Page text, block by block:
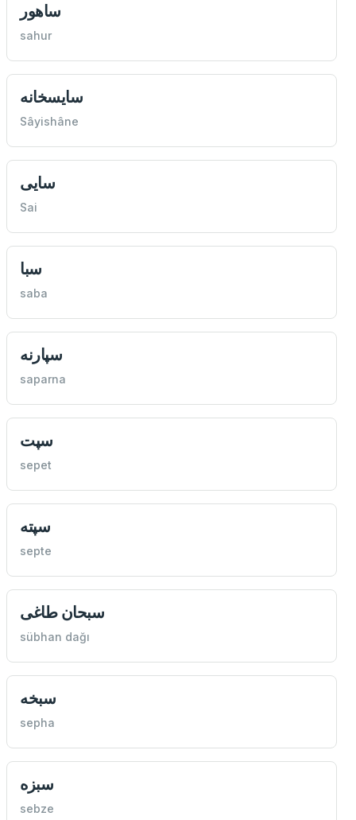
ساهور
sahur
سايسخانه
Sâyishâne
سایی
Sai
سبا
saba
سپارنه
saparna
سپت
sepet
سپته
septe
سبحان طاغی
sübhan dağı
سبخه
sepha
سبزه
sebze